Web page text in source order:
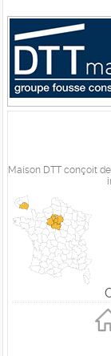
Maison DTT conçoit